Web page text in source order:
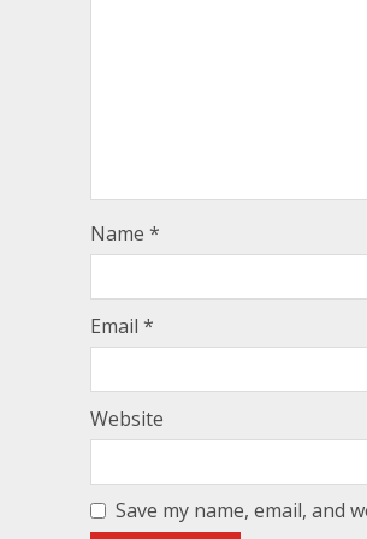
Name *
Email *
Website
Save my name, email, and